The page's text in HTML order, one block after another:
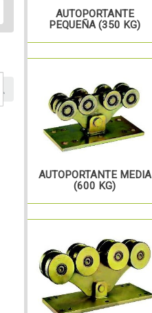
AUTOPORTANTE
PEQUEÑA (350 KG)
AUTOPORTANTE MEDIA
(600 KG)